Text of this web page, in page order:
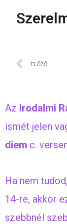
ELŐZŐ
Az Irodalmi
ismét jelen
diem c.
Ha nem
14-re, akkor
szebbnél